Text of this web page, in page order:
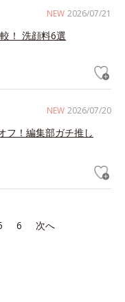
NEW 2026/07/21
！ 洗顔料6選
NEW 2026/07/20
フ！編集部ガチ推し
6 次へ